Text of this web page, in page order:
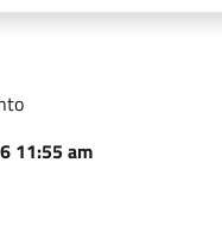
11:55 am